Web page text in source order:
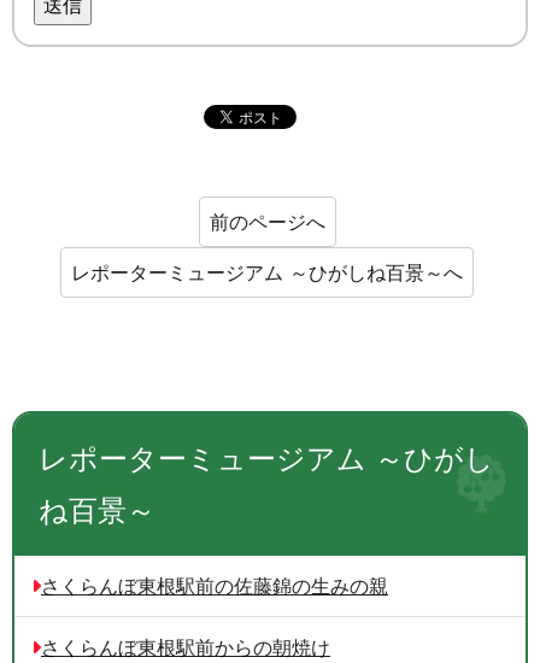
前のページへ
レポーターミュージアム ～ひがしね百景～へ
レポーターミュージアム ～ひがし
ね百景～
さくらんぼ東根駅前の佐藤錦の生みの親
さくらんぼ東根駅前からの朝焼け